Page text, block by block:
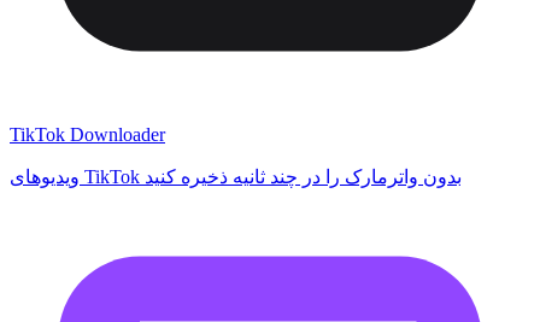
TikTok Downloader
ویدیوهای TikTok بدون واترمارک را در چند ثانیه ذخیره کنید